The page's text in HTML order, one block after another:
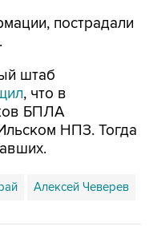
пострадали
штаб
, что в
БПЛА
НПЗ. Тогда
Алексей Чеверев